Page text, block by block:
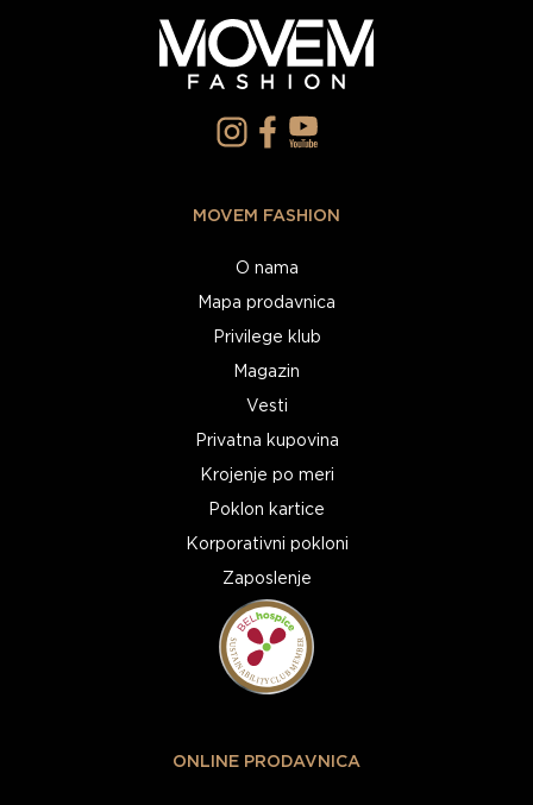
MOVEM FASHION
O nama
Mapa prodavnica
Privilege klub
Magazin
Vesti
Privatna kupovina
Krojenje po meri
Poklon kartice
Korporativni pokloni
Zaposlenje
ONLINE PRODAVNICA